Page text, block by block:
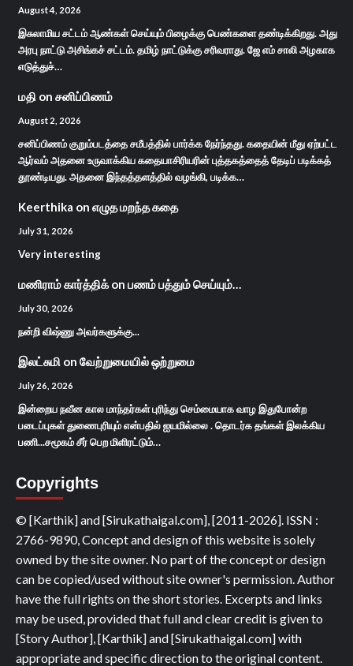
August 4, 2026
இசுலாமிய சட்டம் ஆண்கள் செய்யும் பிழைக்கு பெண்களை தண்டிக்கிறது. அது
அரபு நாட்டு அசிங்கச் சட்டம். தமிழ் நாட்டுக்கு சரிவராது. ஜே எம் சாலி அழகாக
எடுத்துச்…
மதி on சனிப்பிணம்
August 2, 2026
சனிப்பிணம் குறும்படத்தை சமீபத்தில் பார்க்க நேர்ந்தது. கதையின் மீது ஏற்பட்ட
ஆர்வம் அதனை உருவாக்கிய கதையாசிரியரின் புத்தகத்தைத் தேடிப் படிக்கத்
தூண்டியது. அதனை இந்தத்தளத்தில் வழங்கி, படிக்க…
Keerthika on எழுத மறந்த கதை
July 31, 2026
Very interesting
மணிராம் கார்த்திக்on பணம் பத்தும் செய்யும்…
July 30, 2026
நன்றி விஷ்ணு அவர்களுக்கு...
இலட்சுமி on வேற்றுமையில் ஒற்றுமை
July 26, 2026
இன்றைய நவீன கால மாந்தர்கள் புரிந்து செம்மையாக வாழ இதுபோன்ற
படைப்புகள் துணைபுரியும் என்பதில் ஐயமில்லை . தொடர்க தங்கள் இலக்கிய
பணி...சமூகம் சீர் பெற மிளிரட்டும்…
Copyrights
© [Karthik] and [Sirukathaigal.com], [2011-2026]. ISSN :
2766-9890, Concept and design of this website is solely
owned by the site owner. No part of the concept or design
can be copied/used without site owner's permission. Author
have the full rights on the short stories. Excerpts and links
may be used, provided that full and clear credit is given to
[Story Author], [Karthik] and [Sirukathaigal.com] with
appropriate and specific direction to the original content.